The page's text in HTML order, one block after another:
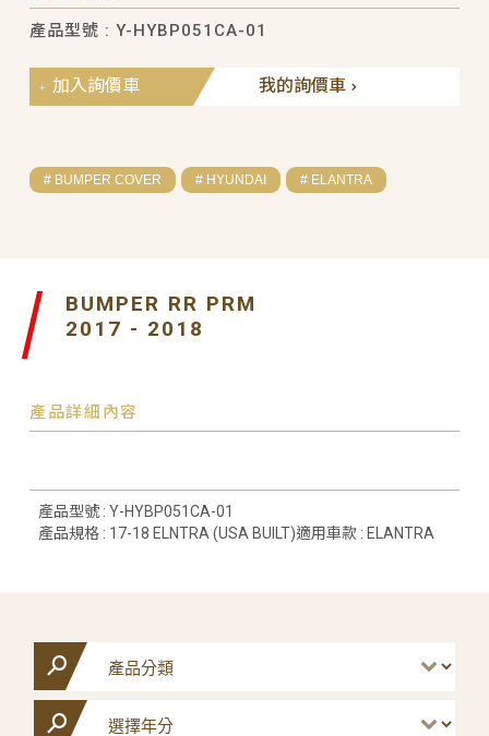
產品型號 : Y-HYBP051CA-01
我的詢價車
加入詢價車
# BUMPER COVER # HYUNDAI # ELANTRA
BUMPER RR PRM
2017 - 2018
產品詳細內容
產品型號 : Y-HYBP051CA-01
產品規格 : 17-18 ELNTRA (USA BUILT)適用車款 : ELANTRA